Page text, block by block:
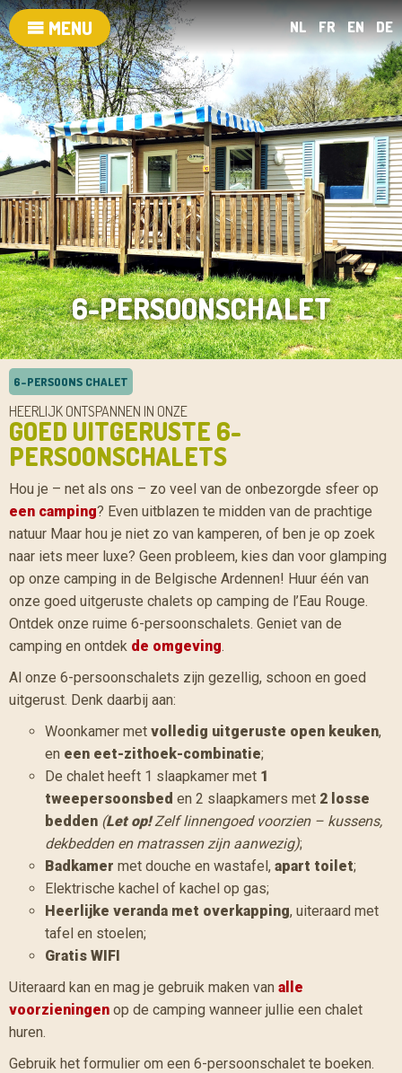
MENU NL FR EN DE
6-PERSOONSCHALET
6-PERSOONS CHALET
HEERLIJK ONTSPANNEN IN ONZE
GOED UITGERUSTE 6-
PERSOONSCHALETS
Hou je – net als ons – zo veel van de onbezorgde sfeer op
een camping? Even uitblazen te midden van de prachtige
natuur Maar hou je niet zo van kamperen, of ben je op zoek
naar iets meer luxe? Geen probleem, kies dan voor glamping
op onze camping in de Belgische Ardennen! Huur één van
onze goed uitgeruste chalets op camping de l’Eau Rouge.
Ontdek onze ruime 6-persoonschalets. Geniet van de
camping en ontdek de omgeving.
Al onze 6-persoonschalets zijn gezellig, schoon en goed
uitgerust. Denk daarbij aan:
Woonkamer met volledig uitgeruste open keuken,
en een eet-zithoek-combinatie;
De chalet heeft 1 slaapkamer met 1
tweepersoonsbed en 2 slaapkamers met 2 losse
bedden (Let op!Zelf linnengoed voorzien – kussens,
dekbedden en matrassen zijn aanwezig);
Badkamer met douche en wastafel, apart toilet;
Elektrische kachel of kachel op gas;
Heerlijke veranda met overkapping, uiteraard met
tafel en stoelen;
Gratis WIFI
Uiteraard kan en mag je gebruik maken van alle
voorzieningen op de camping wanneer jullie een chalet
huren.
Gebruik het formulier om een 6-persoonschalet te boeken.